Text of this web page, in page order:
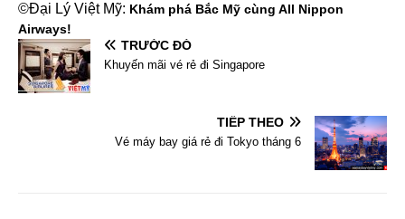
©Đại Lý Việt Mỹ: Khám phá Bắc Mỹ cùng All Nippon
Airways!
TRƯỚC ĐÓ
Khuyến mãi vé rẻ đi Singapore
TIẾP THEO
Vé máy bay giá rẻ đi Tokyo tháng 6